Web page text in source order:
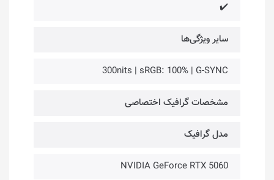
✔️
سایر ویژگی‌ها
300nits | sRGB: 100% | G-SYNC
مشخصات گرافیک اختصاصی
مدل گرافیک
NVIDIA GeForce RTX 5060